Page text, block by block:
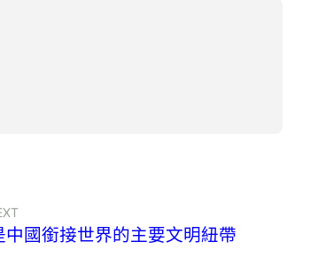
國銜接世界的主要文明紐帶